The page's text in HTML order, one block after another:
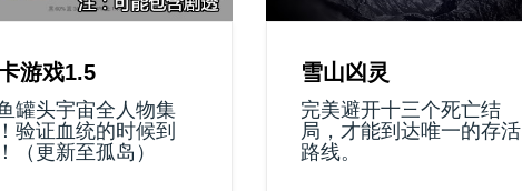
游戏1.5
罐头宇宙全人物集
验证血统的时候到
（更新至孤岛）
雪山凶灵
完美避开十三个死亡结
局，才能到达唯一的存活
路线。